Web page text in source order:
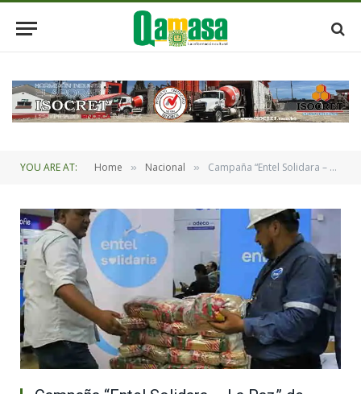
YOU ARE AT: Home » Nacional » Campaña “Entel Solidara – La Paz” de recolectación de alimentos, vituallas y enseres para afectados por desborde de ríos en La Paz